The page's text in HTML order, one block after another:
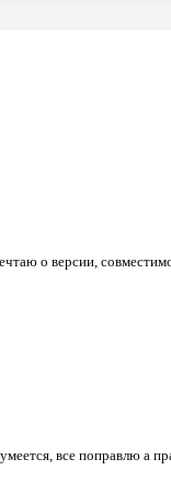
о версии,
все поправлю а